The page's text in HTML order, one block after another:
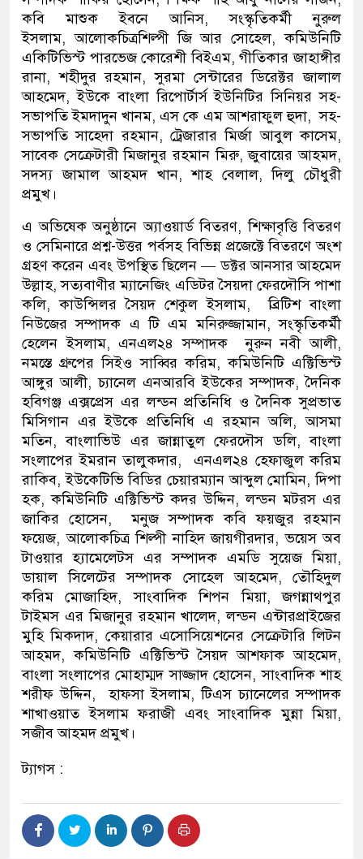
কবি মাশুক ইবনে আনিস, সংস্কৃতিকর্মী নুরুল
ইসলাম,আলোকচিত্রশিল্পী জি আর সোহেল, কমিউনিটি
একিটিভিস্ট পারভেজ কোরেশী বিইএম, গীতিকার জাহাঙ্গীর
রানা, শহীদুর রহমান, সুরমা সেন্টারের ডিরেক্টর জালাল
আহমেদ, ইউকে বাংলা রিপোর্টার্স ইউনিটির সিনিয়র সহ-
সভাপতি ইমদাদুন খানম, এস কে এম আশরাফুল হুদা, সহ-
সভাপতি সাহেদা রহমান, ট্রেজারার মির্জা আবুল কাসেম,
সাবেক সেক্রেটারী মিজানুর রহমান মিরু, জুবায়ের আহমদ,
সদস্য জামাল আহমদ খান, শাহ বেলাল, দিলু চৌধুরী
প্রমুখ।
এ অভিষেক অনুষ্ঠানে অ্যাওয়ার্ড বিতরণ, শিক্ষাবৃত্তি বিতরণ
ও সেমিনারে প্রশ্ন-উত্তর পর্বসহ বিভিন্ন প্রজেক্টে বিতরণে অংশ
গ্রহণ করেন এবং উপস্থিত ছিলেন — ডক্টর আনসার আহমেদ
উল্লাহ, সত্যবাণীর ম্যানেজিং এডিটর সৈয়দা ফেরদৌসি পাশা
কলি, কাউন্সিলর সৈয়দ শেকুল ইসলাম, ব্রিটিশ বাংলা
নিউজের সম্পাদক এ টি এম মনিরুজ্জামান, সংস্কৃতিকর্মী
হেলেন ইসলাম, এনএল২৪ সম্পাদক নুরুন নবী আলী,
নমস্তে গ্রুপের সিইও সাব্বির করিম, কমিউনিটি এক্টিভিস্ট
আঙ্গুর আলী, চ্যানেল এনআরবি ইউকের সম্পাদক, দৈনিক
হবিগঞ্জ এক্সপ্রেস এর লন্ডন প্রতিনিধি ও দৈনিক সুপ্রভাত
মিসিগান এর ইউকে প্রতিনিধি এ রহমান অলি, আসমা
মতিন, বাংলাভিউ এর জান্নাতুল ফেরদৌস ডলি, বাংলা
সংলাপের ইমরান তালুকদার, এনএল২৪ হেফাজুল করিম
রাকিব, ইউকেটিভি বিডির চেয়ারম্যান আব্দুল মোমিন, দিপা
হক, কমিউনিটি এক্টিভিস্ট কদর উদ্দিন, লন্ডন মটরস এর
জাকির হোসেন, মনুজ সম্পাদককবি ফয়জুর রহমান
ফয়েজ, আলোকচিত্র শিল্পী নাহিদ জায়গীরদার, ভয়েস অব
টাওয়ার হ্যামেলেটস এর সম্পাদক এমডিসুয়েজ মিয়া,
ডায়াল সিলেটের সম্পাদক সোহেল আহমেদ, তৌহিদুল
করিম মোজাহিদ, সাংবাদিকশিপন মিয়া, জগন্নাথপুর
টাইমস এরমিজানুর রহমান খালেদ, লন্ডন এন্টারপ্রাইজের
মুহি মিকদাদ, কেয়ারার এসোসিয়েশনের সেক্রেটারি লিটন
আহমদ, কমিউনিটি এক্টিভিস্ট সৈয়দ আশফাক আহমেদ,
বাংলা সংলাপের মোহাম্মদ সাজ্জাদ হোসেন, সাংবাদিক শাহ
শরীফ উদ্দিন, হাফসা ইসলাম, টিএস চ্যানেলের সম্পাদক
শাখাওয়াত ইসলাম ফরাজী এবং সাংবাদিক মুন্না মিয়া,
সজীব আহমদ প্রমুখ।
ট্যাগস :